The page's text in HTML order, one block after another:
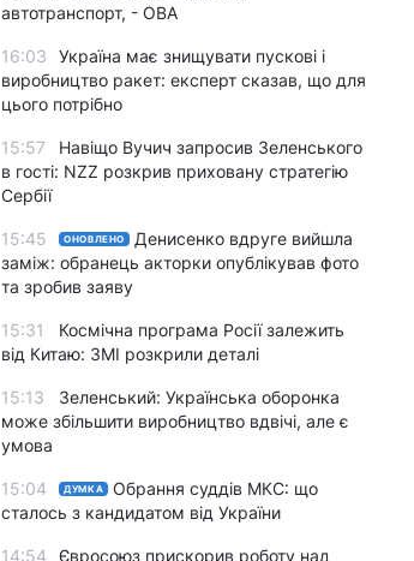
автотранспорт, - ОВА
16:03
Україна має знищувати пускові і
виробництво ракет: експерт сказав, що для
цього потрібно
15:57
Навіщо Вучич запросив Зеленського
в гості: NZZ розкрив приховану стратегію
Сербії
15:45 ОНОВЛЕНО
Денисенко вдруге вийшла
заміж: обранець акторки опублікував фото
та зробив заяву
15:31
Космічна програма Росії залежить
від Китаю: ЗМІ розкрили деталі
15:13
Зеленський: Українська оборонка
може збільшити виробництво вдвічі, але є
умова
15:04 ДУМКА
Обрання суддів МКС: що
сталось з кандидатом від України
14:54 Євросоюз прискорив роботу над